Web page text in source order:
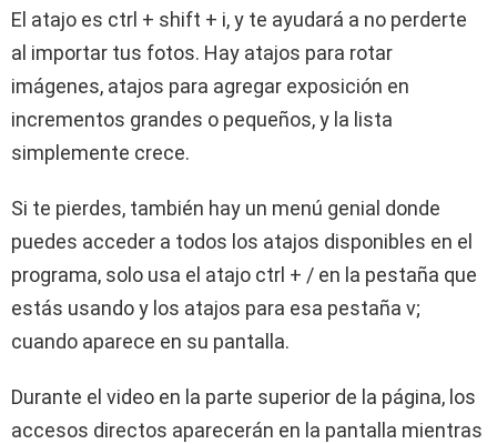
El atajo es ctrl + shift + i, y te ayudará a no perderte
al importar tus fotos. Hay atajos para rotar
imágenes, atajos para agregar exposición en
incrementos grandes o pequeños, y la lista
simplemente crece.
Si te pierdes, también hay un menú genial donde
puedes acceder a todos los atajos disponibles en el
programa, solo usa el atajo ctrl + / en la pestaña que
estás usando y los atajos para esa pestaña v;
cuando aparece en su pantalla.
Durante el video en la parte superior de la página, los
accesos directos aparecerán en la pantalla mientras